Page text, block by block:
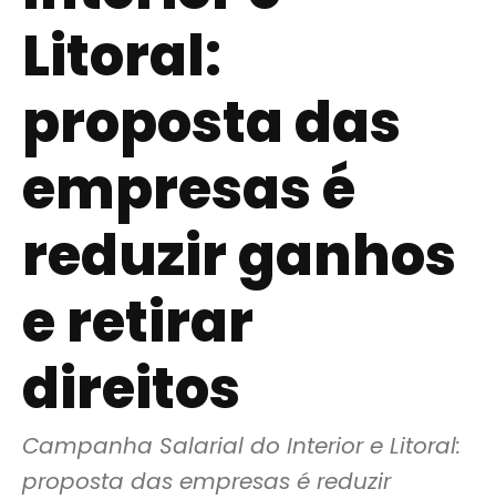
Litoral:
proposta das
empresas é
reduzir ganhos
e retirar
direitos
Campanha Salarial do Interior e Litoral:
proposta das empresas é reduzir